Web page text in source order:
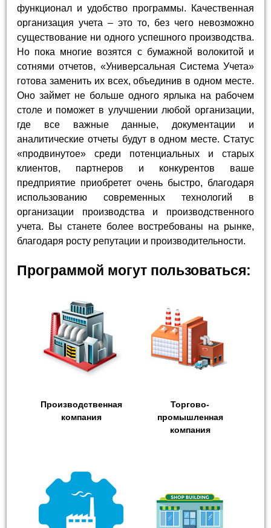
функционал и удобство программы. Качественная
организация учета – это то, без чего невозможно
существование ни одного успешного производства.
Но пока многие возятся с бумажной волокитой и
сотнями отчетов, «Универсальная Система Учета»
готова заменить их всех, объединив в одном месте.
Оно займет не больше одного ярлыка на рабочем
столе и поможет в улучшении любой организации,
где все важные данные, документации и
аналитические отчеты будут в одном месте. Статус
«продвинутое» среди потенциальных и старых
клиентов, партнеров и конкурентов ваше
предприятие приобретет очень быстро, благодаря
использованию современных технологий в
организации производства и производственного
учета. Вы станете более востребованы на рынке,
благодаря росту репутации и производительности.
Программой могут пользоваться:
Производственная
компания
Торгово-
промышленная
компания